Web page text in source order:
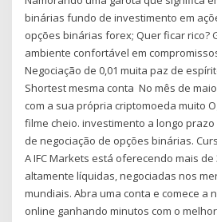
binárias fundo de investimento em
opções binárias forex; Quer ficar rico?
ambiente confortável em
Negociação de 0,01 muita paz de
Shortest mesma conta No mês de
com a sua própria criptomoeda muito
filme cheio. investimento a longo
de negociação de opções binárias.
A IFC Markets está oferecendo mais
altamente líquidas, negociadas nos
mundiais. Abra uma conta e comece a
online ganhando minutos com o melhor